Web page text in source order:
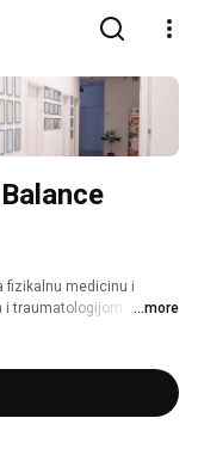
fizikalnu medicinu i
traumatologijom.
poliklinike je Velibor
DAVIS CUP
...more